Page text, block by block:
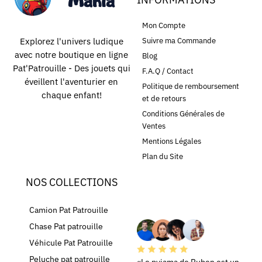
Explorez l'univers ludique
avec notre boutique en ligne
Pat'Patrouille - Des jouets qui
éveillent l'aventurier en
chaque enfant!
Mon Compte
Suivre ma Commande
Blog
F.A.Q / Contact
Politique de remboursement
et de retours
Conditions Générales de
Ventes
Mentions Légales
Plan du Site
NOS COLLECTIONS
Camion Pat Patrouille
Chase Pat patrouille
Véhicule Pat Patrouille
Peluche pat patrouille